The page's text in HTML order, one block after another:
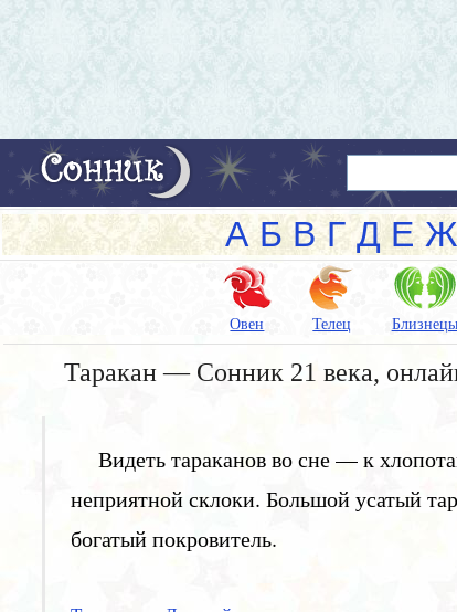
А Б В Г Д Е Ж
Овен Телец Близнецы
Таракан — Сонник 21 века,
Видеть тараканов во сне — к
неприятной склоки. Большой усатый
богатый покровитель.